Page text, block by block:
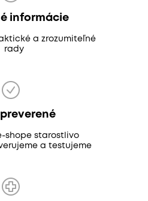
informácie
a zrozumiteľné
rady
preverené
shope starostlivo
a testujeme